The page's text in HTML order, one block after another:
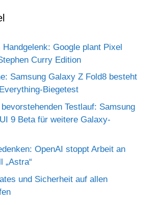
Handgelenk: Google plant Pixel
Curry Edition
Samsung Galaxy Z Fold8 besteht
Biegetest
Testlauf: Samsung
9 Beta für weitere Galaxy-
OpenAI stoppt Arbeit an
„Astra“
und Sicherheit auf allen